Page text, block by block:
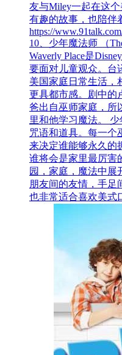
友与Miley一起在这
有趣的故事，也陪伴
https://
10、少年魔法师 （
Waverly Place是
要面对儿童观众。台
美国家庭日常生活，
更具都市感。剧中的
爸出自巫师家庭，所
里和他学习魔法。
咒语和道具。每一个
来决定谁能够永久的
谁将会是家里最厉害
园，家庭，魔法中展
朋友间的友情，手足
也非常适合喜欢美式